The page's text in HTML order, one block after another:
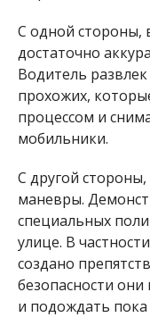
С одной стороны,
достаточно
Водитель
прохожих,
процессом и
мобильники.
С другой
маневры.
специальных
улице. В
создано
безопасности
и подождать